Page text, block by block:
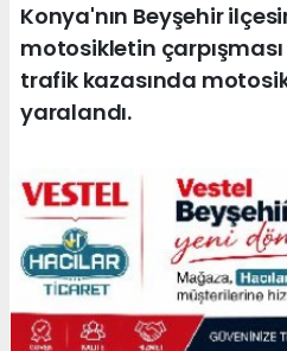
Konya'nın Beyşehir
motosikletin
trafik kazasında
yaralandı.